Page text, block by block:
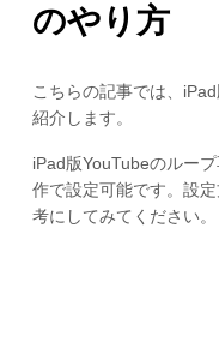
のやり方
こちらの記事では、
紹介します。
iPad版YouTubeのルー
作で設定可能です。設
考にしてみてください。